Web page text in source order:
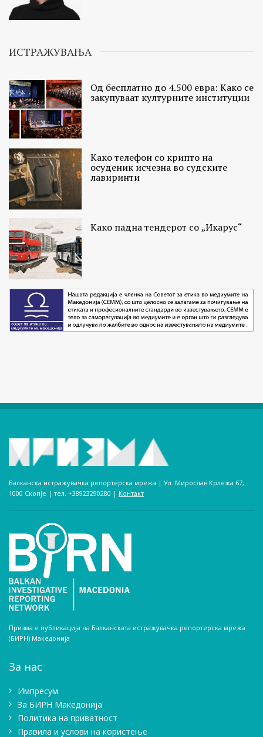
ИСТРАЖУВАЊА
Од бесплатно до 4.500 евра: Како се
закупуваат културните институции
Како телефон со крипто на
осуденик исчезна во судските
лавиринти
Како падна тендерот со „Икарус“
Балканска истражувачка репортерска мрежа | Ул. Мирослав Крлежа 67,
1000 Скопје | тел. +38923290280­ | Контакт
Призма е публикација на Балканската истражувачка репортерска мрежа
(БИРН) Македонија
За нас
Импресум
Зa БИРН Македонија
Политика на приватност
Правила и услови на користење